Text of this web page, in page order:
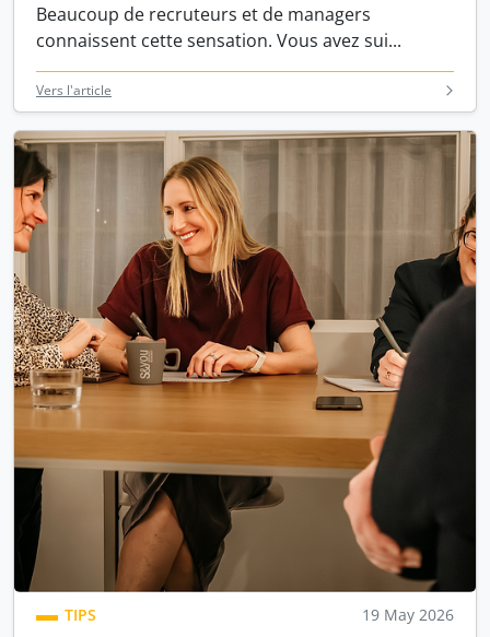
Beaucoup de recruteurs et de managers
connaissent cette sensation. Vous avez sui...
Vers l'article
TIPS 19 May 2026